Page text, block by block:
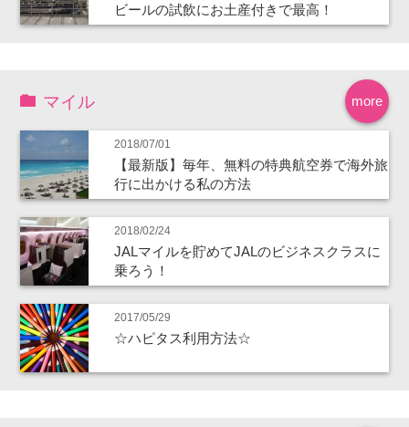
ビールの試飲にお土産付きで最高！
more
マイル
2018/07/01
【最新版】毎年、無料の特典航空券で海外旅
行に出かける私の方法
2018/02/24
JALマイルを貯めてJALのビジネスクラスに
乗ろう！
2017/05/29
☆ハピタス利用方法☆